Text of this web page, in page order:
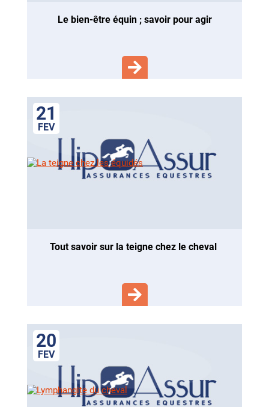
le bien-être équin ; savoir pour agir
21
FEV
tout savoir sur la teigne chez le cheval
20
FEV